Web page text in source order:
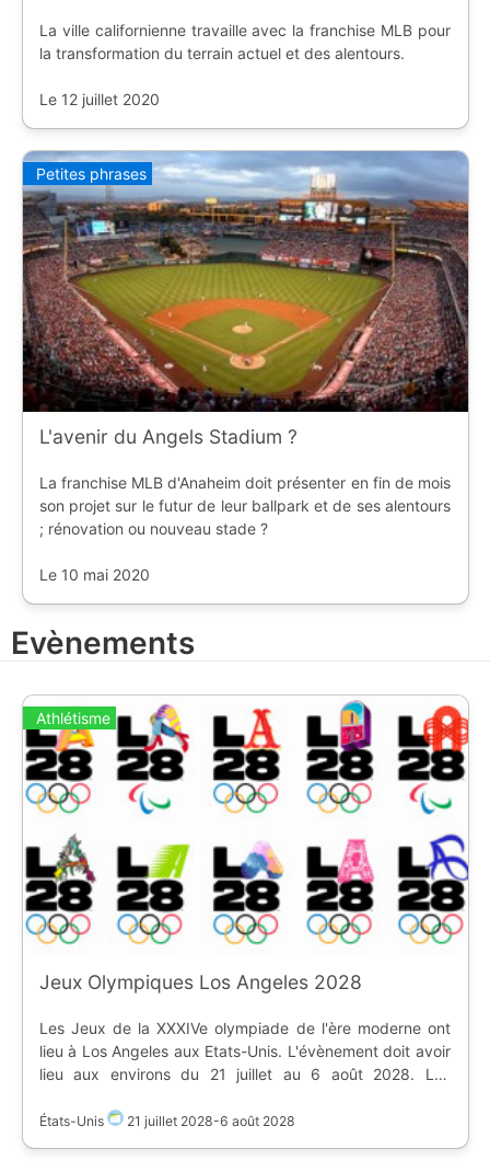
La ville californienne travaille avec la franchise MLB pour
la transformation du terrain actuel et des alentours.
Le 12 juillet 2020
Petites phrases
L'avenir du Angels Stadium ?
La franchise MLB d'Anaheim doit présenter en fin de mois
son projet sur le futur de leur ballpark et de ses alentours
; rénovation ou nouveau stade ?
Le 10 mai 2020
Evènements
Athlétisme
Jeux Olympiques Los Angeles 2028
Les Jeux de la XXXIVe olympiade de l'ère moderne ont
lieu à Los Angeles aux Etats-Unis. L'évènement doit avoir
lieu aux environs du 21 juillet au 6 août 2028. Les
Stade | Sports | |-------|--------| | Anaheim Convention
États-Unis 21 juillet 2028-6 août 2028